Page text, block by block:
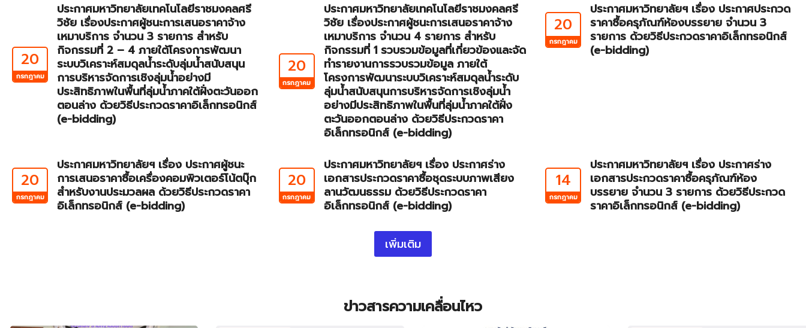
20
กรกฎาคม
ประกาศมหาวิทยาลัยเทคโนโลยีราชมงคลศรี
วิชัย เรื่องประกาศผู้ชนะการเสนอราคาจ้าง
เหมาบริการ จำนวน 3 รายการ สำหรับ
กิจกรรมที่ 2 – 4 ภายใต้โครงการพัฒนา
ระบบวิเคราะห์สมดุลน้ำระดับลุ่มน้ำสนับสนุน
การบริหารจัดการเชิงลุ่มน้ำอย่างมี
ประสิทธิภาพในพื้นที่ลุ่มน้ำภาคใต้ฝั่งตะวันออก
ตอนล่าง ด้วยวิธีประกวดราคาอิเล็กทรอนิกส์
(e-bidding)
20
กรกฎาคม
ประกาศมหาวิทยาลัยเทคโนโลยีราชมงคลศรี
วิชัย เรื่องประกาศผู้ชนะการเสนอราคาจ้าง
เหมาบริการ จำนวน 4 รายการ สำหรับ
กิจกรรมที่ 1 รวบรวมข้อมูลที่เกี่ยวข้องและจัด
ทำรายงานการรวบรวมข้อมูล ภายใต้
โครงการพัฒนาระบบวิเคราะห์สมดุลน้ำระดับ
ลุ่มน้ำสนับสนุนการบริหารจัดการเชิงลุ่มน้ำ
อย่างมีประสิทธิภาพในพื้นที่ลุ่มน้ำภาคใต้ฝั่ง
ตะวันออกตอนล่าง ด้วยวิธีประกวดราคา
อิเล็กทรอนิกส์ (e-bidding)
20
กรกฎาคม
ประกาศมหาวิทยาลัยฯ เรื่อง ประกาศประกวด
ราคาซื้อครุภัณฑ์ห้องบรรยาย จำนวน 3
รายการ ด้วยวิธีประกวดราคาอิเล็กทรอนิกส์
(e-bidding)
20
กรกฎาคม
ประกาศมหาวิทยาลัยฯ เรื่อง ประกาศผู้ชนะ
การเสนอราคาซื้อเครื่องคอมพิวเตอร์โน้ตบุ๊ก
สำหรับงานประมวลผล ด้วยวิธีประกวดราคา
อิเล็กทรอนิกส์ (e-bidding)
20
กรกฎาคม
ประกาศมหาวิทยาลัยฯ เรื่อง ประกาศร่าง
เอกสารประกวดราคาซื้อชุดระบบภาพเสียง
ลานวัฒนธรรม ด้วยวิธีประกวดราคา
อิเล็กทรอนิกส์ (e-bidding)
14
กรกฎาคม
ประกาศมหาวิทยาลัยฯ เรื่อง ประกาศร่าง
เอกสารประกวดราคาซื้อครุภัณฑ์ห้อง
บรรยาย จำนวน 3 รายการ ด้วยวิธีประกวด
ราคาอิเล็กทรอนิกส์ (e-bidding)
เพิ่มเติม
ข่าวสารความเคลื่อนไหว